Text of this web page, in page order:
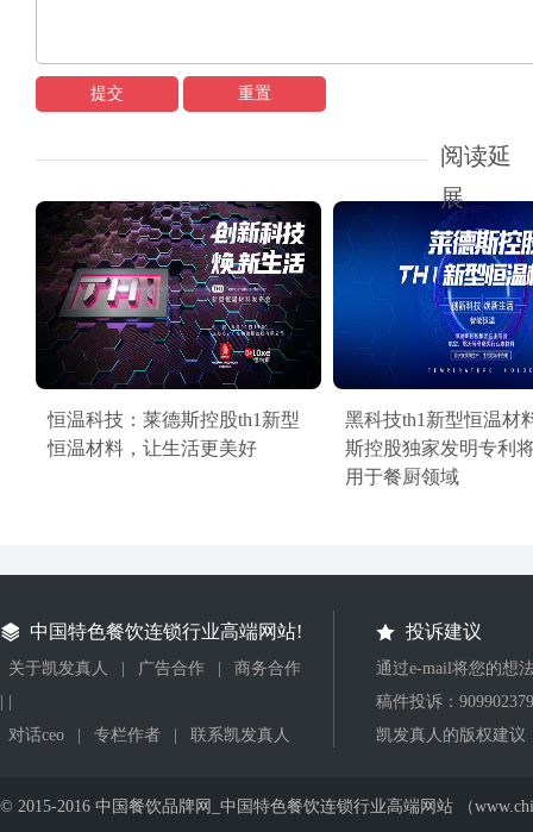
提交 重置
阅读延
展
恒温科技：莱德斯控股th1新型
恒温材料，让生活更美好
黑科技th1新型恒温材
斯控股独家发明专利
用于餐厨领域
中国特色餐饮连锁行业高端网站!
关于凯发真人 广告合作
商务合作
对话ceo
专栏作者 联系凯发真人
投诉建议
通过e-mail将您的想
稿件投诉：
凯发真人的版权建议
© 2015-2016 中国餐饮品牌网_中国特色餐饮连锁行业高端网站 （